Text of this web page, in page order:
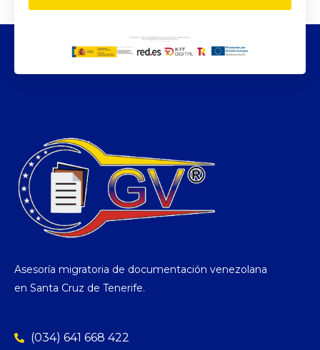
Asesoría migratoria de documentación venezolana
en Santa Cruz de Tenerife.
(034) 641 668 422